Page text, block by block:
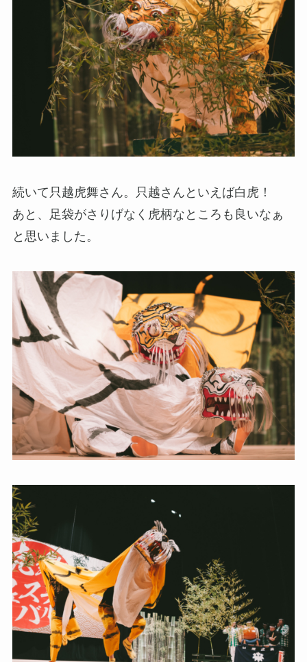
続いて只越虎舞さん。只越さんといえば白虎！
あと、足袋がさりげなく虎柄なところも良いなぁ
と思いました。